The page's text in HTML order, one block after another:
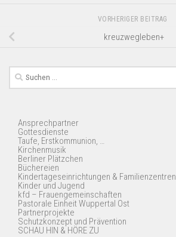
VORHERIGER BEITRAG
kreuzwegleben+
Suchen
nach:
Ansprechpartner
Gottesdienste
Taufe, Erstkommunion, …
Kirchenmusik
Berliner Plätzchen
Büchereien
Kindertageseinrichtungen & Familienzentren
Kinder und Jugend
kfd – Frauengemeinschaften
Pastorale Einheit Wuppertal Ost
Partnerprojekte
Schutzkonzept und Prävention
SCHAU HIN & HÖRE ZU